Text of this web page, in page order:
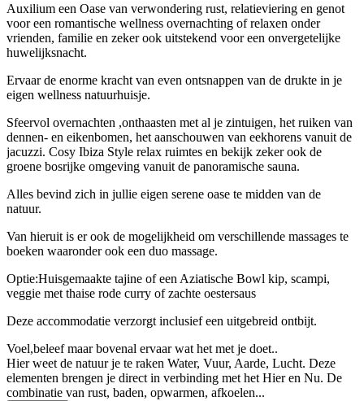
Auxilium een Oase van verwondering rust, relatieviering en genot
voor een romantische wellness overnachting of relaxen onder
vrienden, familie en zeker ook uitstekend voor een onvergetelijke
huwelijksnacht.
Ervaar de enorme kracht van even ontsnappen van de drukte in je
eigen wellness natuurhuisje.
Sfeervol overnachten ,onthaasten met al je zintuigen, het ruiken van
dennen- en eikenbomen, het aanschouwen van eekhorens vanuit de
jacuzzi. Cosy Ibiza Style relax ruimtes en bekijk zeker ook de
groene bosrijke omgeving vanuit de panoramische sauna.
Alles bevind zich in jullie eigen serene oase te midden van de
natuur.
Van hieruit is er ook de mogelijkheid om verschillende massages te
boeken waaronder ook een duo massage.
Optie:Huisgemaakte tajine of een Aziatische Bowl kip, scampi,
veggie met thaise rode curry of zachte oestersaus
Deze accommodatie verzorgt inclusief een uitgebreid ontbijt.
Voel,beleef maar bovenal ervaar wat het met je doet..
Hier weet de natuur je te raken Water, Vuur, Aarde, Lucht. Deze
elementen brengen je direct in verbinding met het Hier en Nu. De
combinatie van rust, baden, opwarmen, afkoelen...